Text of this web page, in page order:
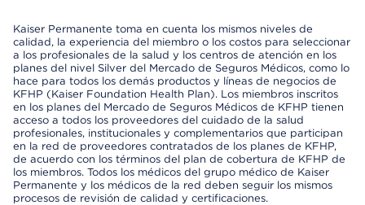
Kaiser Permanente toma en cuenta los mismos niveles de
calidad, la experiencia del miembro o los costos para seleccionar
a los profesionales de la salud y los centros de atención en los
planes del nivel Silver del Mercado de Seguros Médicos, como lo
hace para todos los demás productos y líneas de negocios de
KFHP (Kaiser Foundation Health Plan). Los miembros inscritos
en los planes del Mercado de Seguros Médicos de KFHP tienen
acceso a todos los proveedores del cuidado de la salud
profesionales, institucionales y complementarios que participan
en la red de proveedores contratados de los planes de KFHP,
de acuerdo con los términos del plan de cobertura de KFHP de
los miembros. Todos los médicos del grupo médico de Kaiser
Permanente y los médicos de la red deben seguir los mismos
procesos de revisión de calidad y certificaciones.